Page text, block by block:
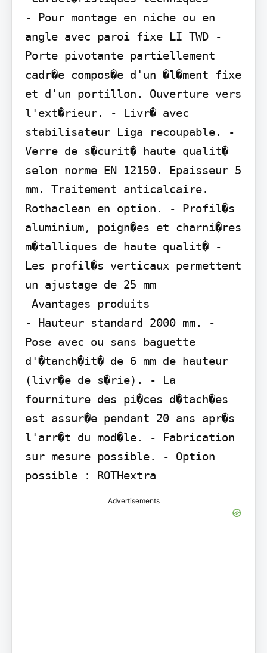
- Pour montage en niche ou en
angle avec paroi fixe LI TWD -
Porte pivotante partiellement
cadr�e compos�e d'un �l�ment fixe
et d'un portillon. Ouverture vers
l'ext�rieur. - Livr� avec
stabilisateur Liga recoupable. -
Verre de s�curit� haute qualit�
selon norme EN 12150. Epaisseur 5
mm. Traitement anticalcaire.
Rothaclean en option. - Profil�s
aluminium, poign�es et charni�res
m�talliques de haute qualit� -
Les profil�s verticaux permettent
un ajustage de 25 mm
- Hauteur standard 2000 mm. -
Pose avec ou sans baguette
d'�tanch�it� de 6 mm de hauteur
(livr�e de s�rie). - La
fourniture des pi�ces d�tach�es
est assur�e pendant 20 ans apr�s
l'arr�t du mod�le. - Fabrication
sur mesure possible. - Option
possible : ROTHextra
Advertisements